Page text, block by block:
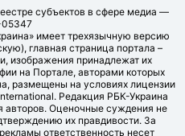
субъектов в сфере медиа —
имеет трехязычную версию
главная страница портала –
изображения принадлежат их
на Портале, авторами которых
размещены на условиях лицензии
Редакция РБК-Украина
авторов. Оценочные суждения не
их правдивости. За
ответственность несет